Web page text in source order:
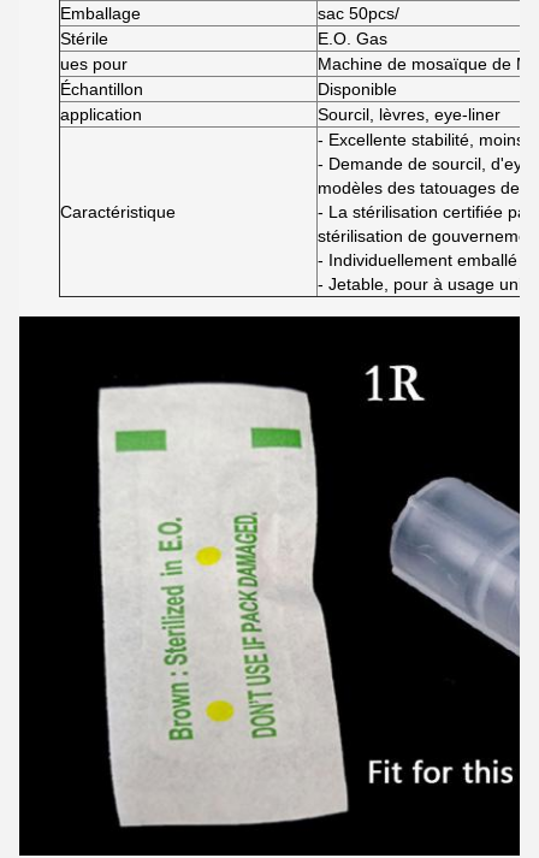
Emballage
sac 50pcs/
Stérile
E.O. Gas
ues pour
Machine de mosaïque de
Échantillon
Disponible
application
Sourcil, lèvres, eye-liner
Caractéristique
- Excellente stabilité, moins
- Demande de sourcil,
modèles des tatouages de
- La stérilisation certifiée
stérilisation de
- Individuellement emballé
- Jetable, pour à usage